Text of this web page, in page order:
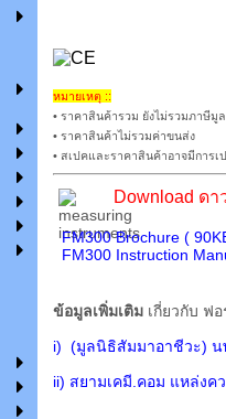
หมายเหตุ ::
• ราคาสินค้ารวม ยังไม่รวมภาษีมู
• ราคาสินค้าไม่รวมค่าขนส่ง
• สเปคและราคาสินค้าอาจมีการ
Download ด
FM300 Brochure (
FM300 Instruction
ข้อมูลเพิ่มเติมเกี่ยวกับ ฟอ
i) (มูลนิธิสัมมาอาชีวะ) น
ii) สยามเคมี.คอม แหล่ง